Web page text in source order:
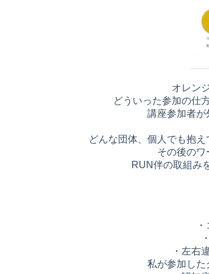
オレン
どういった参加の仕
講座参加者が
どんな団体、個人でも抱
その後のワ
RUN伴の取組み
・左右
私が参加した